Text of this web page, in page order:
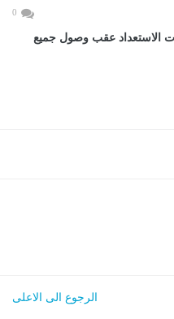
0
الاستعداد عقب وصول جميع
الرجوع الى الاعلى